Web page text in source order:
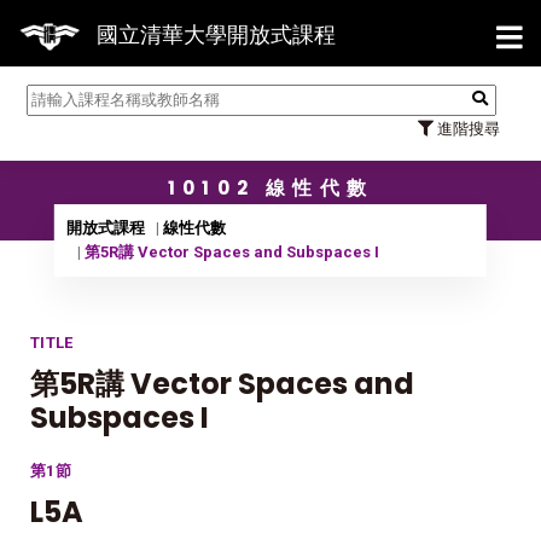
國立清華大學開放式課程
進階搜尋
【
10102 線性代數
開放式課程
線性代數
第5R講 Vector Spaces and Subspaces I
TITLE
第5R講 Vector Spaces and
Subspaces I
第1節
L5A